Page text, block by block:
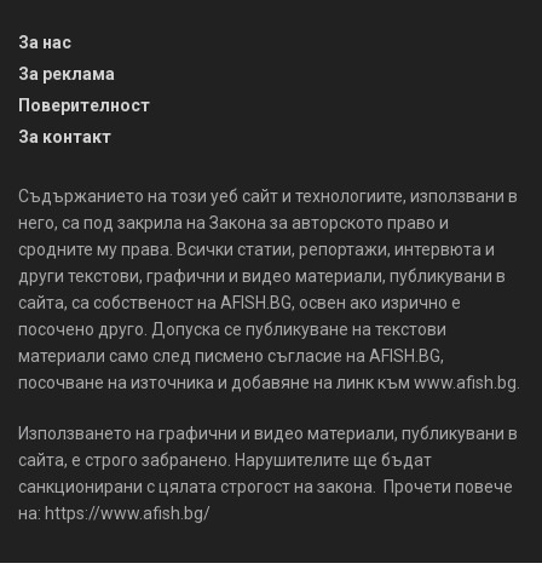
За нас
За реклама
Поверителност
За контакт
Съдържанието на този уеб сайт и технологиите, използвани в
него, са под закрила на Закона за авторското право и
сродните му права. Всички статии, репортажи, интервюта и
други текстови, графични и видео материали, публикувани в
сайта, са собственост на AFISH.BG, освен ако изрично е
посочено друго. Допуска се публикуване на текстови
материали само след писмено съгласие на AFISH.BG,
посочване на източника и добавяне на линк към www.afish.bg.
Използването на графични и видео материали, публикувани в
сайта, е строго забранено. Нарушителите ще бъдат
санкционирани с цялата строгост на закона. Прочети повече
на: https://www.afish.bg/